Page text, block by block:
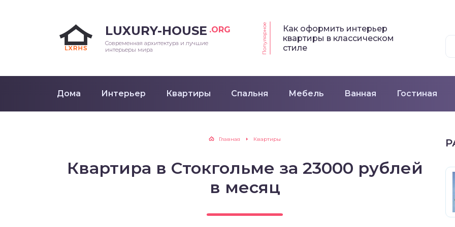
LUXURY-HOUSE .ORG
Современная архитектура и лучшие
интерьеры мира
Популярное
Как оформить интерьер
квартиры в классическом
стиле
Дома Интерьер Квартиры Спальня Мебель Ванная Гостиная
Главная Квартиры
Квартира в Стокгольме за 23000 рублей
в месяц